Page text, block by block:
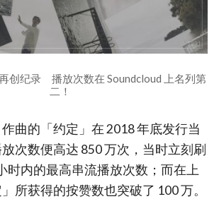
创纪录 播放次数在 Soundcloud 上名列第
二！
曲的「约定」在 2018 年底发行当
次数便高达 850 万次，当时立刻刷
时内的最高串流播放次数；而在上
所获得的按赞数也突破了 100 万。